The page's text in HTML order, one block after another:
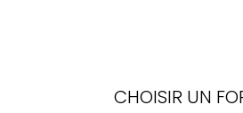
CHOISIR UN